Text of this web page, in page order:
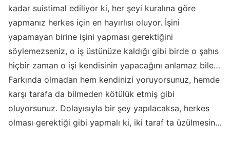
kadar suistimal ediliyor ki, her şeyi kuralına göre
yapmanız herkes için en hayırlısı oluyor. İşini
yapamayan birine işini yapması gerektiğini
söylemezseniz, o iş üstünüze kaldığı gibi birde o şahıs
hiçbir zaman o işi kendisinin yapacağını anlamaz bile…
Farkında olmadan hem kendinizi yoruyorsunuz, hemde
karşı tarafa da bilmeden kötülük etmiş gibi
oluyorsunuz. Dolayısıyla bir şey yapılacaksa, herkes
olması gerektiği gibi yapmalı ki, iki taraf ta üzülmesin…